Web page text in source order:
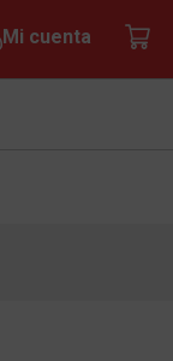
Mi cuenta